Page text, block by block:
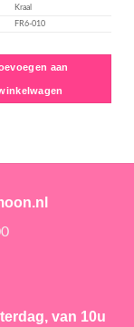
Kraal
FR6-010
aan
van 10u